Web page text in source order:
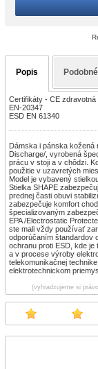
Popis
Certifikáty - CE zdravotná
EN-20347
ESD EN 61340
Dámska i pánska kožená
Discharge/, vyrobená
prácu v stoji a v chôdzi.
použitie v uzavretých
Model je vybavený
Stielka SHAPE
prednej časti obuvi
zabezpečuje komfort
špecializovaným
EPA /Electrostatic
ste mali vždy používať
odporúčaním štandardov
ochranu proti ESD, kde
a v procese výroby
telekomunikačnej
elektrotechnickom
(vyhradzujeme si